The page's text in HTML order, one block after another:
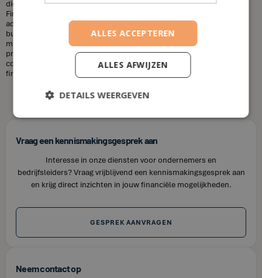
diensten die u nodig heeft en uw financiële situatie. Bij House of
Finance bieden wij betaalbare tarieven voor onze financiële
adviesdiensten, zodat u uw financiën kunt optimaliseren zonder uw
budget te overschrijden. Kortom, laat u niet misleiden door de
misvattingen over financieel adviseurs. Als u op zoek bent naar
professioneel en betrouwbaar financieel advies in Beerst, neem dan
contact op met House of Finance. Wij staan klaar om u te helpen uw
financiële doelen te bereiken.
Vraag een kennismakingsgesprek aan
Interesse in onze diensten voor ondernemers en
bedrijfsleiders? Vraag vrijblijvend een kennismakingsgesprek aan
en krijg direct inzichten in jouw financiële mogelijkheden.
GESPREK AANVRAGEN
Neem contact op
ALLES ACCEPTEREN
ALLES AFWIJZEN
DETAILS WEERGEVEN